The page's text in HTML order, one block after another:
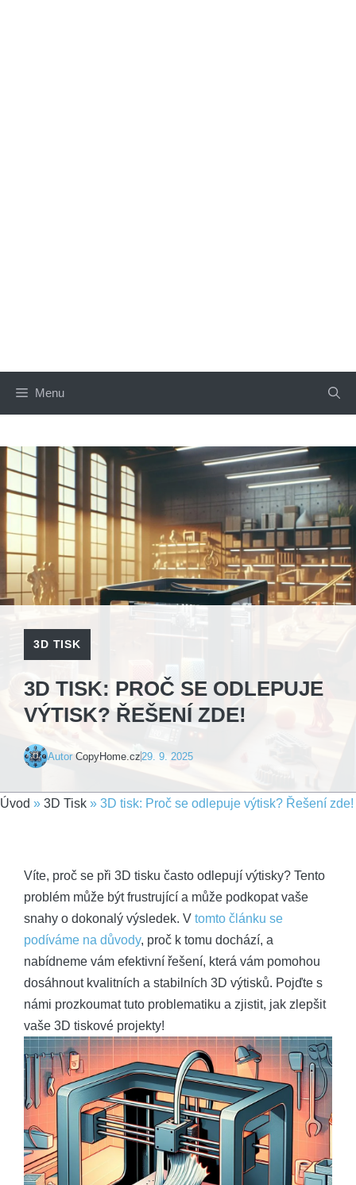
Menu
3D TISK
3D TISK: PROČ SE ODLEPUJE
VÝTISK? ŘEŠENÍ ZDE!
Autor CopyHome.cz 29. 9. 2025
Úvod » 3D Tisk » 3D tisk: Proč se odlepuje výtisk? Řešení zde!
Víte, proč se při 3D tisku často odlepují výtisky? Tento
problém může být frustrující a může podkopat vaše
snahy o dokonalý výsledek. V tomto článku se
podíváme na důvody, proč k tomu dochází, a
nabídneme vám efektivní řešení, která vám pomohou
dosáhnout kvalitních a stabilních 3D výtisků. Pojďte s
námi prozkoumat tuto problematiku a zjistit, jak zlepšit
vaše 3D tiskové projekty!